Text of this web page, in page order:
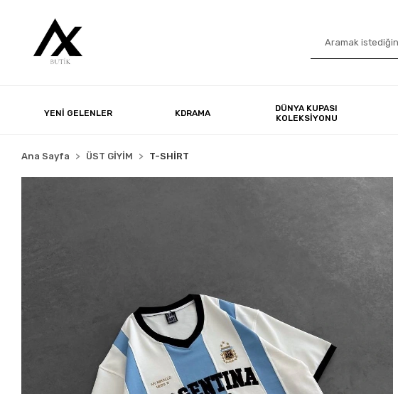
YENİ GELENLER KDRAMA
DÜNYA KUPASI
KOLEKSİYONU
Ana Sayfa ÜST GİYİM T-SHİRT